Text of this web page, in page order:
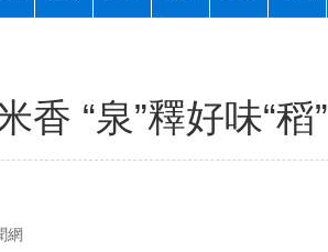
香 “泉”釋好味“稻”
網